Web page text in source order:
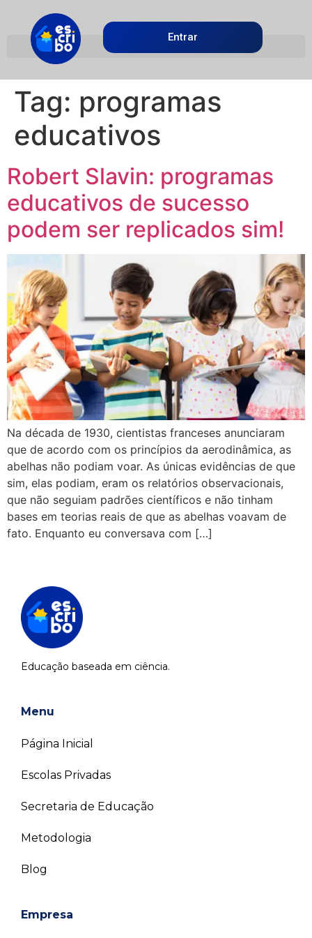
Entrar
Tag: programas
educativos
Robert Slavin: programas
educativos de sucesso
podem ser replicados sim!
Na década de 1930, cientistas franceses anunciaram
que de acordo com os princípios da aerodinâmica, as
abelhas não podiam voar. As únicas evidências de que
sim, elas podiam, eram os relatórios observacionais,
que não seguiam padrões científicos e não tinham
bases em teorias reais de que as abelhas voavam de
fato. Enquanto eu conversava com […]
Educação baseada em ciência.
Menu
Página Inicial
Escolas Privadas
Secretaria de Educação
Metodologia
Blog
Empresa